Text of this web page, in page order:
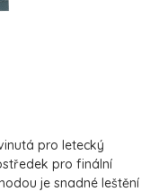
pro letecký
pro finální
je snadné leštění